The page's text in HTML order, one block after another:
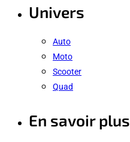
Univers
Auto
Moto
Scooter
Quad
En savoir plus